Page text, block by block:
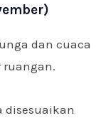
dan cuaca
disesuaikan